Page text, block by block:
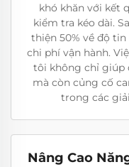
khó khăn với kết
kiểm tra kéo dài.
thiện 50% về độ
chi phí vận hành.
tôi không chỉ giúp
mà còn củng cố
trong các
Nâng Cao